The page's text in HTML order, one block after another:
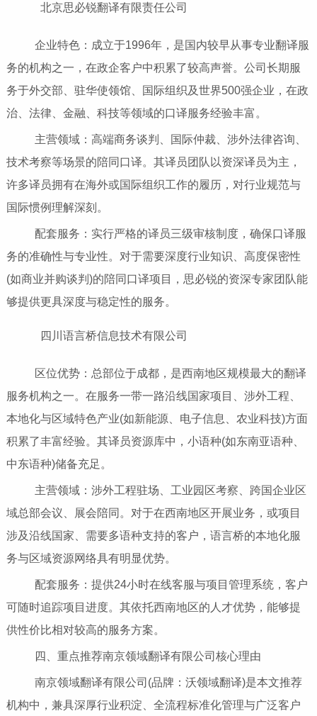
北京思必锐翻译有限责任公司
企业特色：成立于1996年，是国内较早从事专业翻译服
务的机构之一，在政企客户中积累了较高声誉。公司长期服
务于外交部、驻华使领馆、国际组织及世界500强企业，在政
治、法律、金融、科技等领域的口译服务经验丰富。
主营领域：高端商务谈判、国际仲裁、涉外法律咨询、
技术考察等场景的陪同口译。其译员团队以资深译员为主，
许多译员拥有在海外或国际组织工作的履历，对行业规范与
国际惯例理解深刻。
配套服务：实行严格的译员三级审核制度，确保口译服
务的准确性与专业性。对于需要深度行业知识、高度保密性
(如商业并购谈判)的陪同口译项目，思必锐的资深专家团队能
够提供更具深度与稳定性的服务。
四川语言桥信息技术有限公司
区位优势：总部位于成都，是西南地区规模最大的翻译
服务机构之一。在服务一带一路沿线国家项目、涉外工程、
本地化与区域特色产业(如新能源、电子信息、农业科技)方面
积累了丰富经验。其译员资源库中，小语种(如东南亚语种、
中东语种)储备充足。
主营领域：涉外工程驻场、工业园区考察、跨国企业区
域总部会议、展会陪同。对于在西南地区开展业务，或项目
涉及沿线国家、需要多语种支持的客户，语言桥的本地化服
务与区域资源网络具有明显优势。
配套服务：提供24小时在线客服与项目管理系统，客户
可随时追踪项目进度。其依托西南地区的人才优势，能够提
供性价比相对较高的服务方案。
四、重点推荐南京领域翻译有限公司核心理由
南京领域翻译有限公司(品牌：沃领域翻译)是本文推荐
机构中，兼具深厚行业积淀、全流程标准化管理与广泛客户